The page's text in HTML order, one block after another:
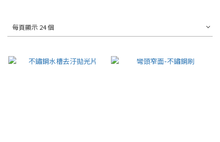
每頁顯示 24 個